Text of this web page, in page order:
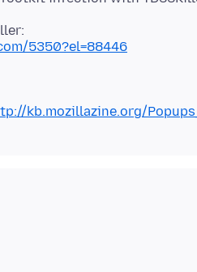
5350?el=88446
kb.mozillazine.org/